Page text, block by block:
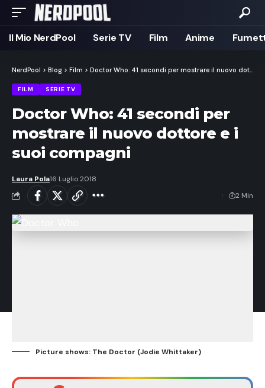
Il Mio NerdPool Serie TV Film Anime
NerdPool > Blog > Film > Doctor Who: 41 secondi per mostrare il nuovo dottore e i suoi compagni
FILM SERIE TV
Doctor Who: 41 secondi per
mostrare il nuovo dottore e i
suoi compagni
Laura Pola16 Luglio 2018
2 Min
Picture shows: The Doctor (Jodie Whittaker)